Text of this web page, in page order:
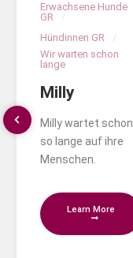
Erwachsene Hunde
GR
Hündinnen GR
Wir warten schon
lange
Milly
Milly wartet schon
so lange auf ihre
Menschen.
Learn More